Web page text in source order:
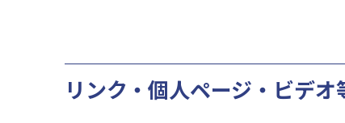
リンク・個人ページ・ビデオ